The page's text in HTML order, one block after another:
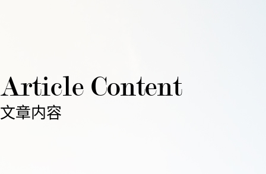
Article Content
文章内容